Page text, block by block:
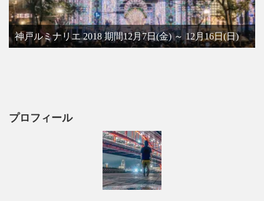
神戸ルミナリエ 2018 期間12月7日(金) ～ 12月16日(日)
プロフィール